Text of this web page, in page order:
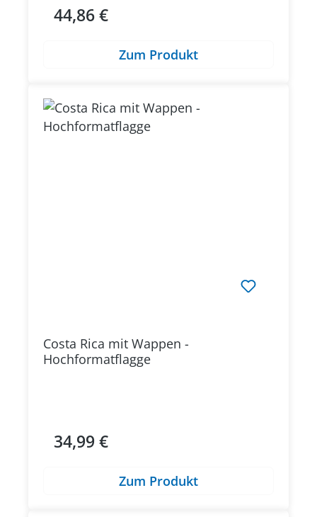
Regulärer Preis:
44,86 €
Zum Produkt
Costa Rica mit Wappen -
Hochformatflagge
Regulärer Preis:
34,99 €
Zum Produkt